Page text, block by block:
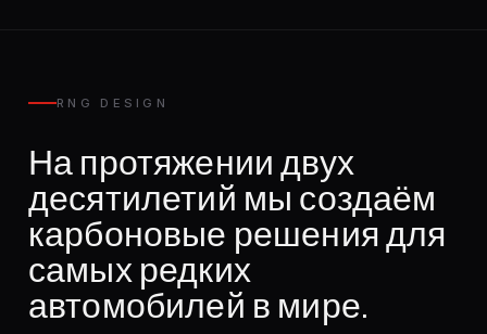
RNG DESIGN
На протяжении двух
десятилетий мы создаём
карбоновые решения для
самых редких
автомобилей в мире.